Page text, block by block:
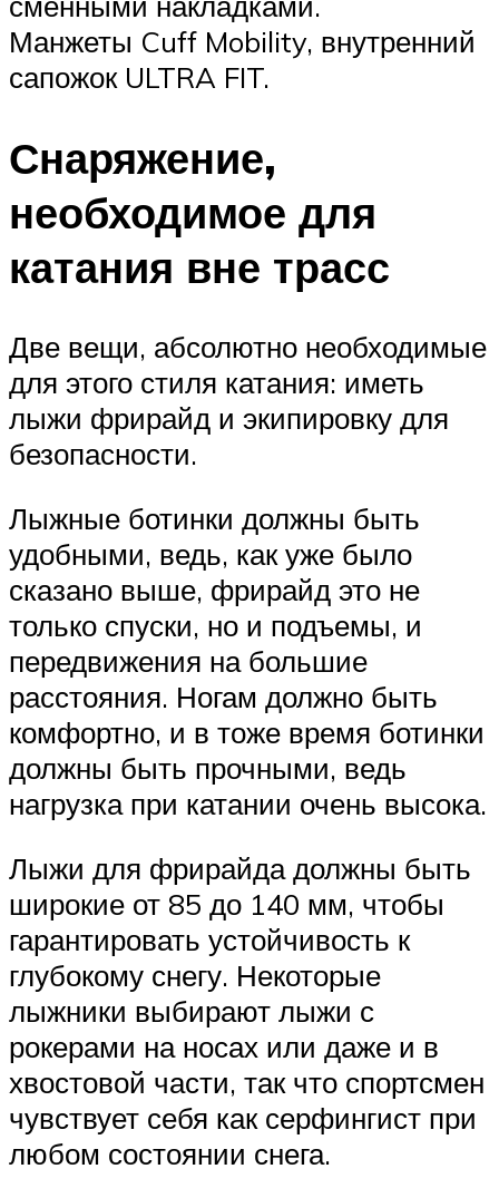
Манжеты Cuff Mobility, внутренний
сапожок ULTRA FIT.
Снаряжение,
необходимое для
катания вне трасс
Две вещи, абсолютно необходимые
для этого стиля катания: иметь
лыжи фрирайд и экипировку для
безопасности.
Лыжные ботинки должны быть
удобными, ведь, как уже было
сказано выше, фрирайд это не
только спуски, но и подъемы, и
передвижения на большие
расстояния. Ногам должно быть
комфортно, и в тоже время ботинки
должны быть прочными, ведь
нагрузка при катании очень высока.
Лыжи для фрирайда должны быть
широкие от 85 до 140 мм, чтобы
гарантировать устойчивость к
глубокому снегу. Некоторые
лыжники выбирают лыжи с
рокерами на носах или даже и в
хвостовой части, так что спортсмен
чувствует себя как серфингист при
любом состоянии снега.